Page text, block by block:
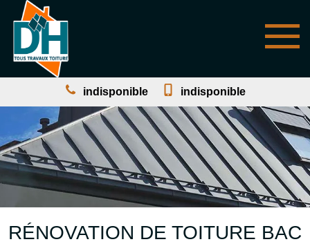
indisponible indisponible
RÉNOVATION DE TOITURE BAC